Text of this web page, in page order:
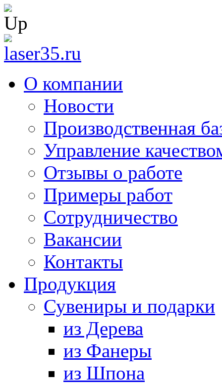
О компании
Новости
Производственная
Управление
Отзывы о работе
Примеры работ
Сотрудничество
Вакансии
Контакты
Продукция
Сувениры и подарки
из Дерева
из Фанеры
из Шпона